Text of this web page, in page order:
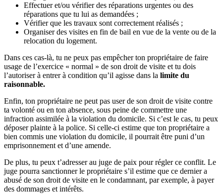
Effectuer et/ou vérifier des réparations urgentes ou des
réparations que tu lui as demandées ;
Vérifier que les travaux sont correctement réalisés ;
Organiser des visites en fin de bail en vue de la vente ou de la
relocation du logement.
Dans ces cas-là, tu ne peux pas empêcher ton propriétaire de faire
usage de l’exercice « normal » de son droit de visite et tu dois
l’autoriser à entrer à condition qu’il agisse dans la limite du
raisonnable.
Enfin, ton propriétaire ne peut pas user de son droit de visite contre
ta volonté ou en ton absence, sous peine de commettre une
infraction assimilée à la violation du domicile. Si c’est le cas, tu peux
déposer plainte à la police. Si celle-ci estime que ton propriétaire a
bien commis une violation du domicile, il pourrait être puni d’un
emprisonnement et d’une amende.
De plus, tu peux t’adresser au juge de paix pour régler ce conflit. Le
juge pourra sanctionner le propriétaire s’il estime que ce dernier a
abusé de son droit de visite en le condamnant, par exemple, à payer
des dommages et intérêts.